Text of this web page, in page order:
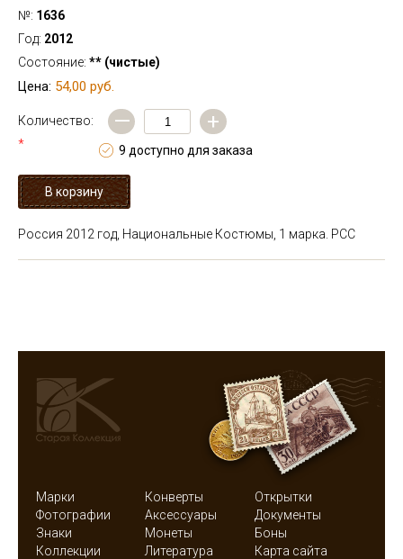
№: 1636
Год: 2012
Состояние: ** (чистые)
Цена: 54,00 руб.
Количество:
*
— +
9 доступно для заказа
Россия 2012 год, Национальные Костюмы, 1 марка. РСС
Марки Конверты
Открытки
Фотографии
Аксессуары
Документы
Знаки
Монеты
Боны
Коллекции
Литература Карта сайта